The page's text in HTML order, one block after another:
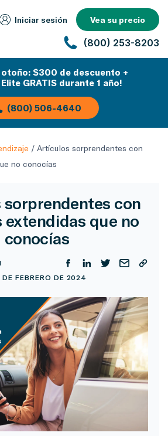
Iniciar sesión Vea su precio
(800) 253-8203
otoño: $300 de descuento +
GRATIS durante 1 año!
(800) 506-4640
/ Artículos sorprendentes con
no conocías
con
extendidas que no
conocías
FEBRERO DE 2024